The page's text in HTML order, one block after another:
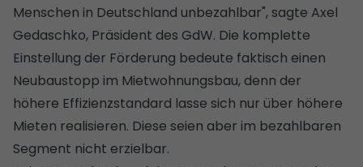
Menschen in Deutschland unbezahlbar", sagte Axel
Gedaschko, Präsident des GdW. Die komplette
Einstellung der Förderung bedeute faktisch einen
Neubaustopp im Mietwohnungsbau, denn der
höhere Effizienzstandard lasse sich nur über höhere
Mieten realisieren. Diese seien aber im bezahlbaren
Segment nicht erzielbar.